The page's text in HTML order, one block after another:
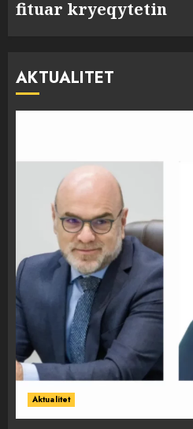
fituar kryeqytetin
AKTUALITET
Aktualitet